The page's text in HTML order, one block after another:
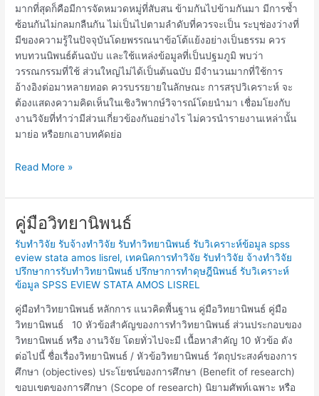
มากที่สุดก็คือมีการจัดหมวดหมู่ที่สับสน ข้ามกันไปข้ามกันมา มีการซ้ำ
ซ้อนกันไม่กลมกลืนกัน ไม่เป็นไปตามลำดับที่ควรจะเป็น ระบุช่องว่างที่
มีของความรู้ในปัจจุบันโดยพรรณนาข้อโต้แย้งอย่างเป็นธรรม ควร
ทบทวนนิพนธ์ต้นฉบับ และใช้แหล่งข้อมูลที่เป็นปฐมภูมิ พบว่า
วรรณกรรมที่ใช้ ส่วนใหญ่ไม่ได้เป็นต้นฉบับ มีจำนวนมากที่ใช้การ
อ้างอิงต่อมาหลายทอด ควรบรรยายในลักษณะ การสรุปวิเคราะห์ จะ
ต้องแสดงความคิดเห็นในเชิงวิพากษ์วิจารณ์โดยนำมา เชื่อมโยงกับ
งานวิจัยที่ทำว่ามีส่วนเกี่ยวข้องกันอย่างไร ไม่ควรนำรายงานเหล่านั้น
มาย่อ หรือยกเอาบทคัดย่อ
Read More »
คู่มือวิทยานิพนธ์
รับทำวิจัย รับจ้างทำวิจัย รับทำวิทยานิพนธ์ รับวิเคราะห์ข้อมูล spss
eview stata amos lisrel, เทคนิคการทำวิจัย รับทำวิจัย จ้างทำวิจัย
ปรึกษาการรับทำวิทยานิพนธ์ ปรึกษาการทำดุษฎีนิพนธ์ รับวิเคราะห์
ข้อมูล SPSS EVIEW STATA AMOS LISREL
คู่มือทำวิทยานิพนธ์ หลักการ แนวคิดพื้นฐาน คู่มือวิทยานิพนธ์ คู่มือ
วิทยานิพนธ์ 10 หัวข้อสำคัญของการทำวิทยานิพนธ์ ส่วนประกอบของ
วิทยานิพนธ์ หรือ งานวิจัย โดยทั่วไปจะมี เนื้อหาสำคัญ 10 หัวข้อ ดัง
ต่อไปนี้ ชื่อเรื่องวิทยานิพนธ์ / หัวข้อวิทยานิพนธ์ วัตถุประสงค์ของการ
ศึกษา (objectives) ประโยชน์ของการศึกษา (Benefit of research)
ขอบเขตของการศึกษา (Scope of research) นิยามศัพท์เฉพาะ หรือ
คู่มือ
วิทยานิพนธ์